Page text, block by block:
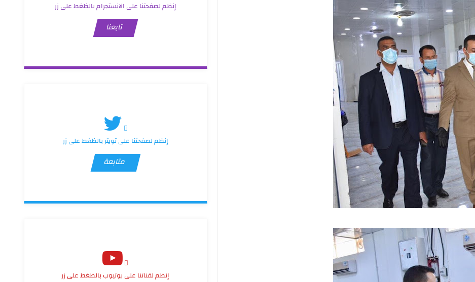
إنظم لصفحتنا على الانستجرام بالظغط على زر
تابعنا
إنظم لصفحتنا على تويتر بالظغط على زر
متابعة
إنظم لقناتنا على يوتيوب بالظغط على زر